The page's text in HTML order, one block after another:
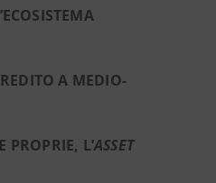
A MEDIO-
PROPRIE, L’ASSET